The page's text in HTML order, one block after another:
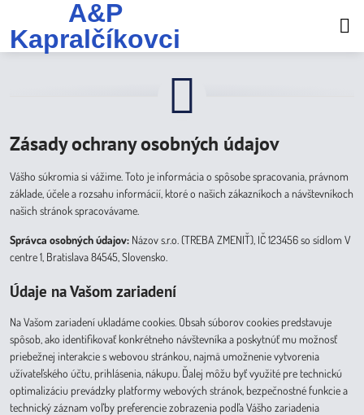
A&P
Kapralčíkovci
Zásady ochrany osobných údajov
Vášho súkromia si vážime. Toto je informácia o spôsobe spracovania, právnom
základe, účele a rozsahu informácií, ktoré o našich zákazníkoch a návštevníkoch
našich stránok spracovávame.
Správca osobných údajov: Názov s.r.o. (TREBA ZMENIŤ), IČ 123456 so sídlom V
centre 1, Bratislava 84545, Slovensko.
Údaje na Vašom zariadení
Na Vašom zariadení ukladáme cookies. Obsah súborov cookies predstavuje
spôsob, ako identifikovať konkrétneho návštevníka a poskytnúť mu možnosť
priebežnej interakcie s webovou stránkou, najmä umožnenie vytvorenia
užívateľského účtu, prihlásenia, nákupu. Ďalej môžu byť využité pre technickú
optimalizáciu prevádzky platformy webových stránok, bezpečnostné funkcie a
technický záznam voľby preferencie zobrazenia podľa Vášho zariadenia